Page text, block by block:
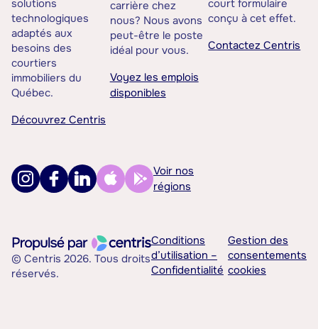
solutions
technologiques
adaptés aux
besoins des
courtiers
immobiliers du
Québec.
Découvrez Centris
carrière chez
nous? Nous avons
peut-être le poste
idéal pour vous.
Voyez les emplois
disponibles
court formulaire
conçu à cet effet.
Contactez Centris
Voir nos
régions
© Centris 2026. Tous droits
réservés.
Conditions
d’utilisation –
Confidentialité
Gestion des
consentements
cookies